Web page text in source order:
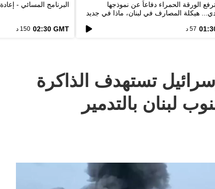
الورقة الحمراء دفاعاً عن نموذجها
هيكلة المصارف في لبنان، ماذا في جديد
57 د
البرنامج المسائي - إعادة
02:30 GMT 150 د
تستهدف الذاكرة
لبنان بالتدمير